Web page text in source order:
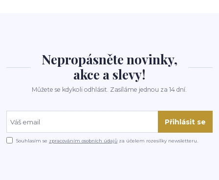
Nepropásněte novinky,
akce a slevy!
Můžete se kdykoli odhlásit. Zasíláme jednou za 14 dní.
Přihlásit se
Souhlasím se zpracováním osobních údajů za účelem rozesílky newsletteru.